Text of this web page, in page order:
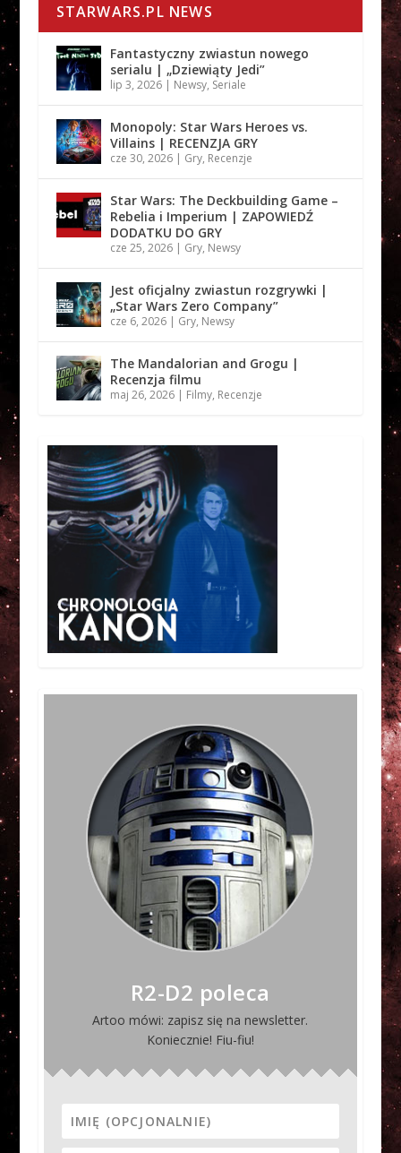
STARWARS.PL NEWS
Fantastyczny zwiastun nowego
serialu | „Dziewiąty Jedi”
lip 3, 2026| Newsy, Seriale
Monopoly: Star Wars Heroes vs.
Villains | RECENZJA GRY
cze 30, 2026| Gry, Recenzje
Star Wars: The Deckbuilding Game –
Rebelia i Imperium | ZAPOWIEDŹ
DODATKU DO GRY
cze 25, 2026| Gry, Newsy
Jest oficjalny zwiastun rozgrywki |
„Star Wars Zero Company”
cze 6, 2026| Gry, Newsy
The Mandalorian and Grogu |
Recenzja filmu
maj 26, 2026| Filmy, Recenzje
R2-D2 poleca
Artoo mówi: zapisz się na newsletter.
Koniecznie! Fiu-fiu!